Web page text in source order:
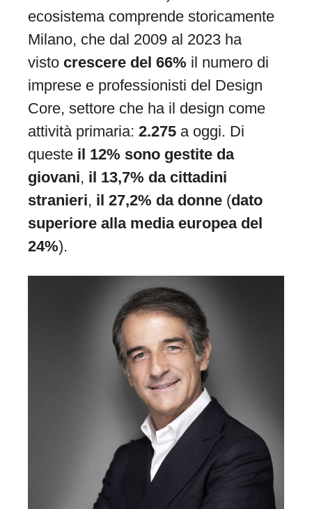
ecosistema comprende storicamente
Milano, che dal 2009 al 2023 ha
visto crescere del 66% il numero di
imprese e professionisti del Design
Core, settore che ha il design come
attività primaria: 2.275 a oggi. Di
queste il 12% sono gestite da
giovani, il 13,7% da cittadini
stranieri, il 27,2% da donne (dato
superiore alla media europea del
24%).